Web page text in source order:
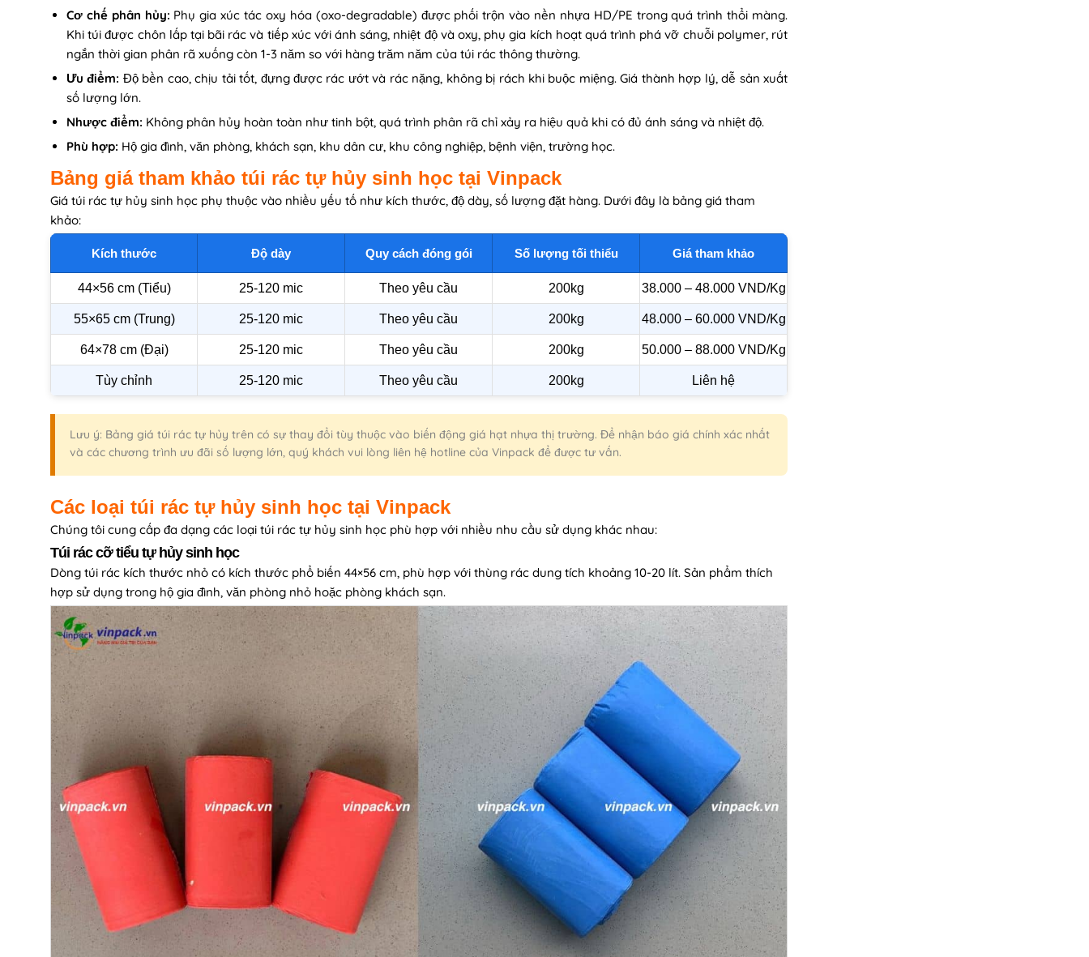
Cơ chế phân hủy: Phụ gia xúc tác oxy hóa (oxo-degradable) được phối trộn vào nền nhựa HD/PE trong quá trình thổi màng.
Khi túi được chôn lấp tại bãi rác và tiếp xúc với ánh sáng, nhiệt độ và oxy, phụ gia kích hoạt quá trình phá vỡ chuỗi polymer, rút
ngắn thời gian phân rã xuống còn 1-3 năm so với hàng trăm năm của túi rác thông thường.
Ưu điểm: Độ bền cao, chịu tải tốt, đựng được rác ướt và rác nặng, không bị rách khi buộc miệng. Giá thành hợp lý, dễ sản xuất
số lượng lớn.
Nhược điểm: Không phân hủy hoàn toàn như tinh bột, quá trình phân rã chỉ xảy ra hiệu quả khi có đủ ánh sáng và nhiệt độ.
Phù hợp: Hộ gia đình, văn phòng, khách sạn, khu dân cư, khu công nghiệp, bệnh viện, trường học.
Bảng giá tham khảo túi rác tự hủy sinh học tại Vinpack
Giá túi rác tự hủy sinh học phụ thuộc vào nhiều yếu tố như kích thước, độ dày, số lượng đặt hàng. Dưới đây là bảng giá tham
khảo:
Kích thước Độ dày Quy cách đóng gói Số lượng tối thiểu Giá tham khảo
44×56 cm (Tiểu) 25-120 mic Theo yêu cầu 200kg 38.000 – 48.000 VND/Kg
55×65 cm (Trung) 25-120 mic Theo yêu cầu 200kg 48.000 – 60.000 VND/Kg
64×78 cm (Đại) 25-120 mic Theo yêu cầu 200kg 50.000 – 88.000 VND/Kg
Tùy chỉnh 25-120 mic Theo yêu cầu 200kg Liên hệ
Lưu ý: Bảng giá túi rác tự hủy trên có sự thay đổi tùy thuộc vào biến động giá hạt nhựa thị trường. Để nhận báo giá chính xác nhất
và các chương trình ưu đãi số lượng lớn, quý khách vui lòng liên hệ hotline của Vinpack để được tư vấn.
Các loại túi rác tự hủy sinh học tại Vinpack
Chúng tôi cung cấp đa dạng các loại túi rác tự hủy sinh học phù hợp với nhiều nhu cầu sử dụng khác nhau:
Túi rác cỡ tiểu tự hủy sinh học
Dòng túi rác kích thước nhỏ có kích thước phổ biến 44×56 cm, phù hợp với thùng rác dung tích khoảng 10-20 lít. Sản phẩm thích
hợp sử dụng trong hộ gia đình, văn phòng nhỏ hoặc phòng khách sạn.